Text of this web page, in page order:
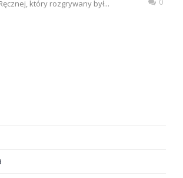
który rozgrywany był...